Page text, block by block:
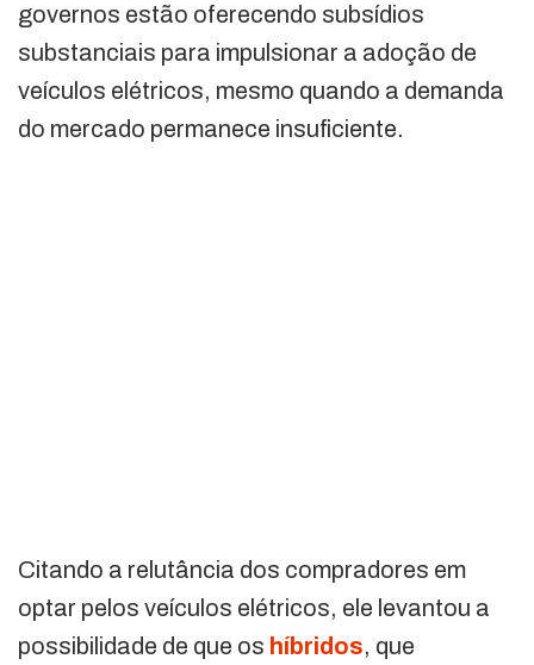
governos estão oferecendo subsídios
substanciais para impulsionar a adoção de
veículos elétricos, mesmo quando a demanda
do mercado permanece insuficiente.
Citando a relutância dos compradores em
optar pelos veículos elétricos, ele levantou a
possibilidade de que os híbridos, que